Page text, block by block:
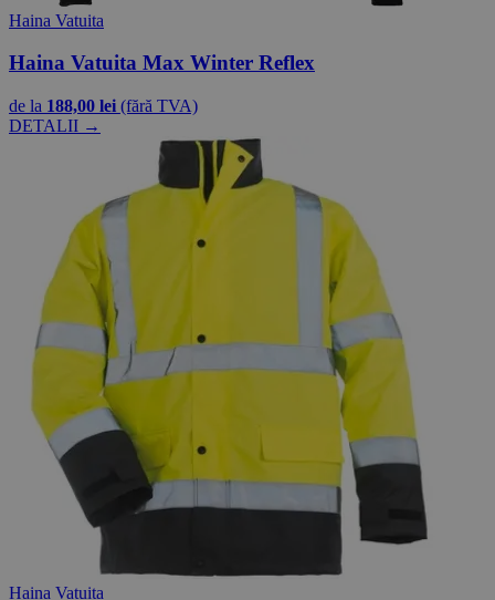
Haina Vatuita
Haina Vatuita Max Winter Reflex
de la 188,00 lei (fără TVA)
DETALII →
Haina Vatuita